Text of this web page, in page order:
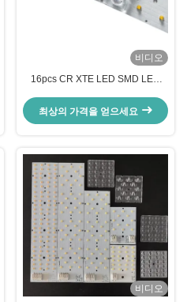
비디오
16pcs CR XTE LED SMD LED
증
최상의 가격을 얻으세요
비디오